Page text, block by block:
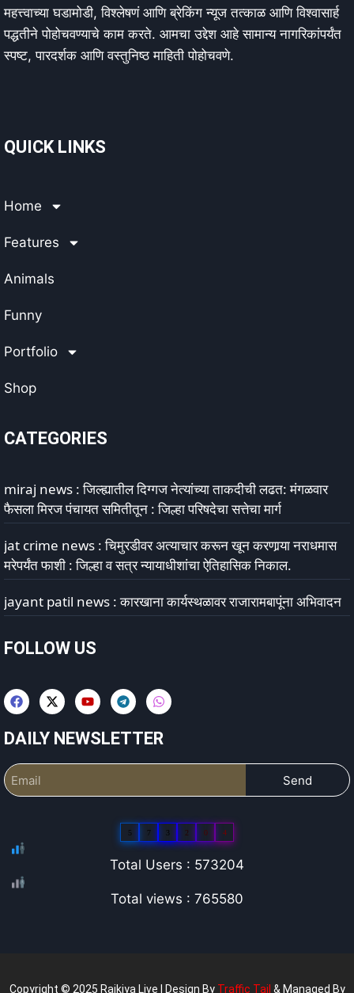
महत्त्वाच्या घडामोडी, विश्लेषणं आणि ब्रेकिंग न्यूज तत्काळ आणि विश्वासार्ह
पद्धतीने पोहोचवण्याचे काम करते. आमचा उद्देश आहे सामान्य नागरिकांपर्यंत
स्पष्ट, पारदर्शक आणि वस्तुनिष्ठ माहिती पोहोचवणे.
QUICK LINKS
Home
Features
Animals
Funny
Portfolio
Shop
CATEGORIES
miraj news : जिल्ह्यातील दिग्गज नेत्यांच्या ताकदीची लढत: मंगळवार
फैसला मिरज पंचायत समितीतून : जिल्हा परिषदेचा सत्तेचा मार्ग
jat crime news : चिमुरडीवर अत्याचार करून खून करणार्‍या नराधमास
मरेपर्यंत फाशी : जिल्हा व सत्र न्यायाधीशांचा ऐतिहासिक निकाल.
jayant patil news : कारखाना कार्यस्थळावर राजारामबापूंना अभिवादन
FOLLOW US
DAILY NEWSLETTER
Send
5 7 3 2 0 4
Total Users : 573204
Total views : 765580
Copyright © 2025 Rajkiya Live | Design By Traffic Tail & Managed By